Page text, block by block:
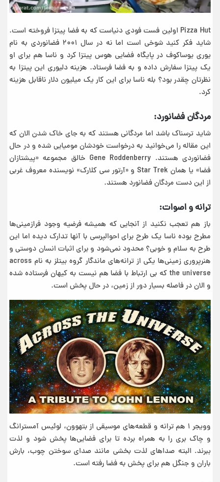
Pizza Hut اولین فست فودی دنیاست که به فضا پیتزا فروخته است.
شاید فکر کنید شوخی است اما نه در سال ۲۰۰۱ فضانوردی به نام
یوری یوساکوف در پایگاه فضایی هوس پیتزا کرد و ناسا هم برای او
یک پیتزا سفارش داده و به فضا فرستاد. هزینه دلیوری این پیتزا به
نظرتان چقدر بود؟ بله ناسا برای این کار یک میلیون دلار ناقابل هزینه
کرد.
مردگان فضانورد:
شاید ترسناک باشد اما مردگانی هستند که به جای خاک شدن الان که
این مقاله را می‌خوانید به درخواست خودشان مومیایی شده و در حال
فضانوردی هستند. Gene Roddenberry خالق مجموعه «پیشتازان
فضا» یا همان Star Trek و «آرتور سی کلارک» نویسنده معروف غربی
از این دست مردگان فضانورد هستند.
ترانه و اصوات:
باز هم تعجب نکنید از آنجایی که همیشه فرضیه وجود فرازمینی‌ها
مطرح بوده ناسا یک طرح برای احوالپرسی با آنها تدارک دیده اما این
طرح به سلام و خوبی؟ محدود نمی‌شود و برای اثبات انسان دوستی و
هنرپروری زمینی‌ها یکی از ترانه‌های ماندگار گروه بیتلز به نام across
the universe که بی ارتباط با فضا هم نیست به کیهان فرستاده شده
و الان در فاصله بسیار دور از زمین، در حال پخش است.
وویجر ۱ هم ترانه و قطعه‌های موسیقی از بتهوون، لوئیس آمسترانگ
و چاک بری را به همراه برده تا برای فضایی‌ها پخش شود و لذت
ببرند. البته صداهای لذت بخشی مانند صدای سوختن چوب، بارش
باران و جنگل هم برای پخش به فضا رفته است.